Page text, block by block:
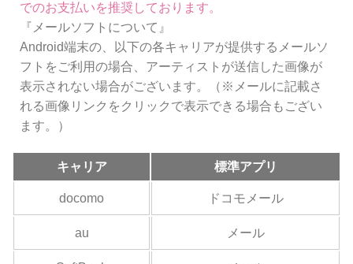
でのお支払いを推奨しております。
『メールソフトについて』
Android端末の、以下の各キャリアが提供するメールソ
フトをご利用の場合、アーティストが送信した画像が
表示されない場合がございます。（※メールに記載さ
れる画像リンクをクリックで表示できる場合もござい
ます。）
キャリア 標準アプリ
docomo ドコモメール
au メール